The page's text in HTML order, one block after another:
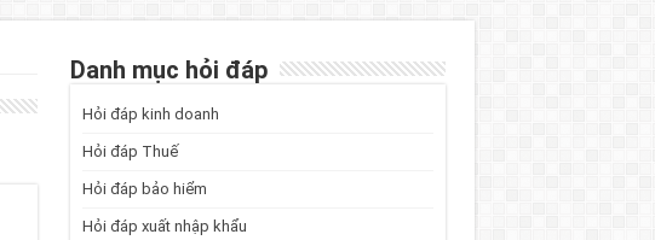
Danh mục hỏi đáp
Hỏi đáp kinh doanh
Hỏi đáp Thuế
Hỏi đáp bảo hiểm
Hỏi đáp xuất nhập khẩu